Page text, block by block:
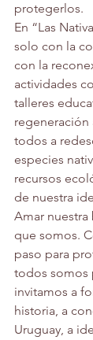
protegerlos.
En “Las
solo con la
con la
actividades
talleres
regeneración
todos a
especies
recursos
de nuestra
Amar
que somos.
paso para
todos somos
invitamos a
historia, a
Uruguay, a